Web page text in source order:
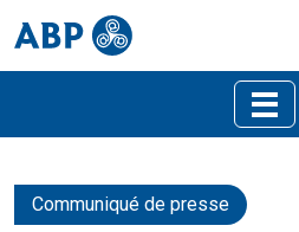
Communiqué de presse